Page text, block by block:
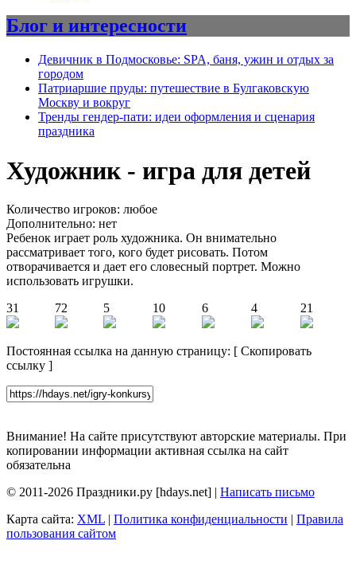
Блог и интересности
Девичник в Подмосковье: SPA, баня, ужин и отдых за
городом
Патриаршие пруды: путешествие в Булгаковскую
Москву и вокруг
Тренды гендер-пати: идеи оформления и сценария
праздника
Художник - игра для детей
Количество игроков: любое
Дополнительно: нет
Ребенок играет роль художника. Он внимательно
рассматривает того, кого будет рисовать. Потом
отворачивается и дает его словесный портрет. Можно
использовать игрушки.
31
72 5 10 6 4 21
Постоянная ссылка на данную страницу: [ Скопировать
ссылку ]
Внимание! На сайте присутствуют авторские материалы. При
копировании информации активная ссылка на сайт
обязательна
© 2011-2026 Праздники.ру [hdays.net] | Написать письмо
Карта сайта: XML | Политика конфиденциальности | Правила
пользования сайтом